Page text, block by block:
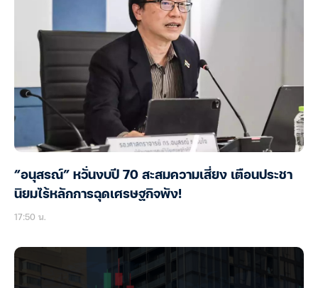
“อนุสรณ์” หวั่นงบปี 70 สะสมความเสี่ยง เตือนประชา
นิยมไร้หลักการฉุดเศรษฐกิจพัง!
17:50 น.